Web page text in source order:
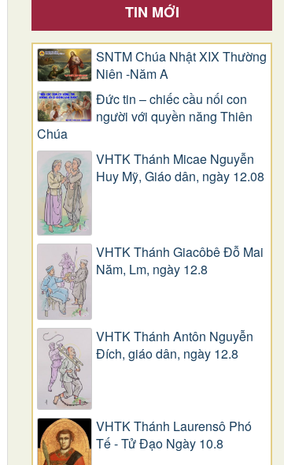
TIN MỚI
SNTM Chúa Nhật XIX Thường
Niên -Năm A
Đức tin – chiếc cầu nối con
người với quyền năng Thiên
Chúa
VHTK Thánh Micae Nguyễn
Huy Mỹ, Giáo dân, ngày 12.08
VHTK Thánh Giacôbê Ðỗ Mai
Năm, Lm, ngày 12.8
VHTK Thánh Antôn Nguyễn
Ðích, giáo dân, ngày 12.8
VHTK Thánh Laurensô Phó
Tế - Tử Đạo Ngày 10.8